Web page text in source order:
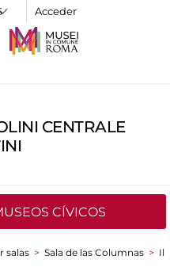
Acceder
CENTRALE
CÍVICOS
salas > Sala de las Columnas > Il